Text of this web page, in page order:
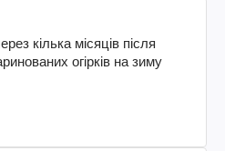
кілька місяців після
огірків на зиму